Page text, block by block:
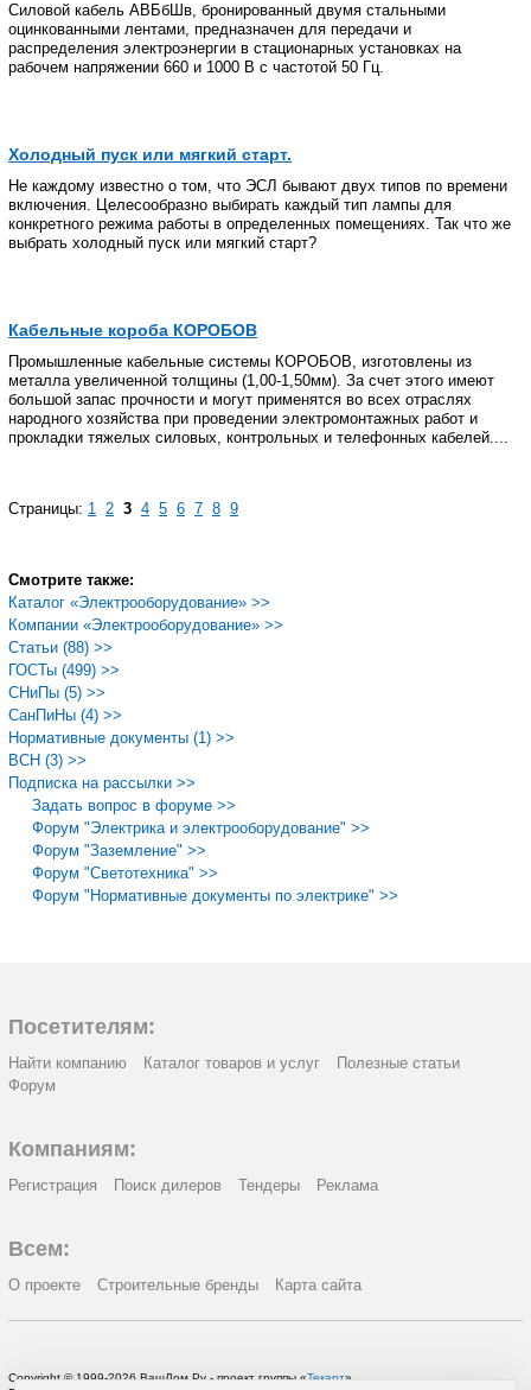
Силовой кабель АВБбШв, бронированный двумя стальными
оцинкованными лентами, предназначен для передачи и
распределения электроэнергии в стационарных установках на
рабочем напряжении 660 и 1000 В с частотой 50 Гц.
Холодный пуск или мягкий старт.
Не каждому известно о том, что ЭСЛ бывают двух типов по времени
включения. Целесообразно выбирать каждый тип лампы для
конкретного режима работы в определенных помещениях. Так что же
выбрать холодный пуск или мягкий старт?
Кабельные короба КОРОБОВ
Промышленные кабельные системы КОРОБОВ, изготовлены из
металла увеличенной толщины (1,00-1,50мм). За счет этого имеют
большой запас прочности и могут применятся во всех отраслях
народного хозяйства при проведении электромонтажных работ и
прокладки тяжелых силовых, контрольных и телефонных кабелей....
Страницы: 1 2 3 4 5 6 7 8 9
Смотрите также:
Каталог «Электрооборудование» >>
Компании «Электрооборудование» >>
Статьи (88) >>
ГОСТы (499) >>
СНиПы (5) >>
СанПиНы (4) >>
Нормативные документы (1) >>
ВСН (3) >>
Подписка на рассылки >>
Задать вопрос в форуме >>
Форум "Электрика и электрооборудование" >>
Форум "Заземление" >>
Форум "Светотехника" >>
Форум "Нормативные документы по электрике" >>
Посетителям:
Найти компанию Каталог товаров и услуг
Полезные статьи
Форум
Компаниям:
Регистрация Поиск дилеров Тендеры Реклама
Всем:
О проекте Строительные бренды Карта сайта
Copyright © 1999-2026 ВашДом.Ру - проект группы «Текарт»